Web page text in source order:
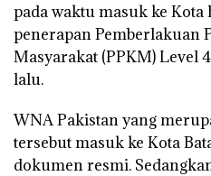
pada waktu masuk ke Kota
penerapan Pemberlakuan
Masyarakat (PPKM) Level
lalu.
WNA Pakistan yang
tersebut masuk ke Kota
dokumen resmi.